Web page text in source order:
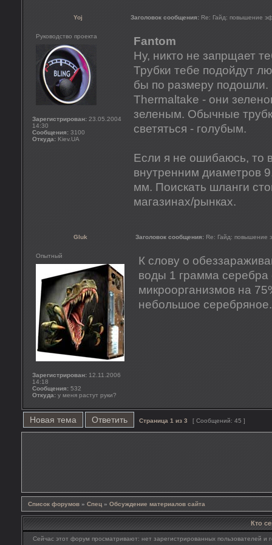
Yoj Заголовок сообщения: Re: Гайд: повышение
Руководство проекта
Зарегистрирован: 23.05.2004
14:30
Сообщения: 3100
Откуда: Kiev.UA
Fantom
Ну, никто не запрщает
Трубки тебе подойдут
бы по размеру
Thermaltake - они
зеленым. Обычные
светяться - голубым.
Если я не ошибаюсь, то
внутренним диаметров
мм. Поискать шланги
магазинах/рынках.
Gluk Заголовок сообщения: Re: Гайд: повышение
Опытный
Зарегистрирован: 12.11.2006
14:18
Сообщения: 532
Откуда: у меня растут руки?
К слову о
воды 1 грамма серебра
микроорганизмов на
небольшое серебряное.
Новая тема Ответить Страница 1 из 3 [ Сообщений: 45 ]
Список форумов » Спец » Обсуждение материалов сайта
Кто
Сейчас этот форум просматривают: нет зарегистрированных пользователей и